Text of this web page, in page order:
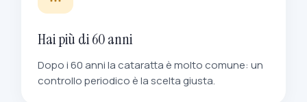
Hai più di 60 anni
Dopo i 60 anni la cataratta è molto comune: un
controllo periodico è la scelta giusta.